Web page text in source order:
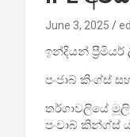
June 3, 2025
ඉන්දියන් ප්‍රීමියර්
පංජාබ් කිංග්ස්
තර්ගාවලියේ
පංචාබ් කින්ග්ස්